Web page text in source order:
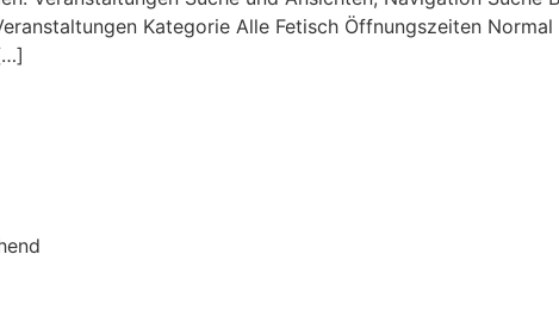
Kategorie Alle Fetisch Öffnungszeiten